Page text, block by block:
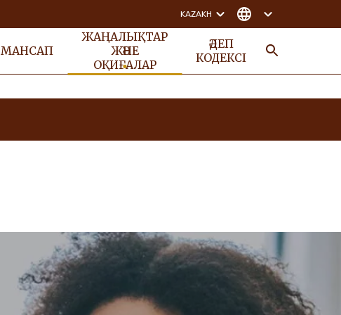
МАНСАП
ЖАҢАЛЫҚТАР
ЖӘНЕ
ОҚИҒАЛАР
ӘДЕП
КОДЕКСІ
KAZAKH